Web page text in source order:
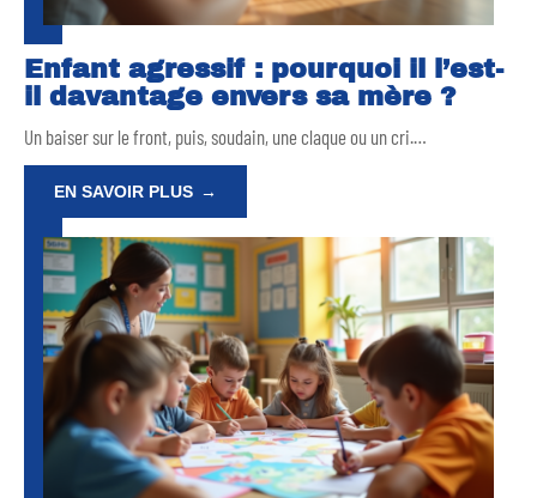
Enfant agressif : pourquoi il l’est-
il davantage envers sa mère ?
Un baiser sur le front, puis, soudain, une claque ou un cri.…
EN SAVOIR PLUS